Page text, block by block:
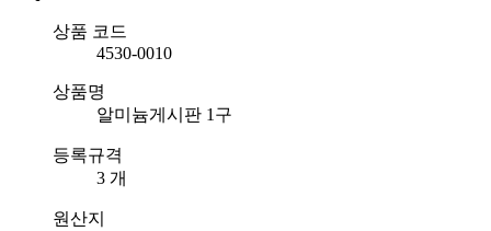
상품 코드
4530-0010
상품명
알미늄게시판 1구
등록규격
3 개
원산지